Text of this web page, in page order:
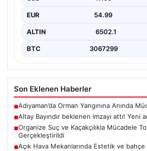
EUR 54.99
ALTIN 6502.1
BTC 3067299
Son Eklenen Haberler
■Adıyaman’da Orman Yangınına Anında
■Altay Bayındır beklenen imzayı attı! Yeni
■Organize Suç ve Kaçakçılıkla Mücadele
Gerçekleştirildi
■Açık Hava Mekanlarında Estetik ve